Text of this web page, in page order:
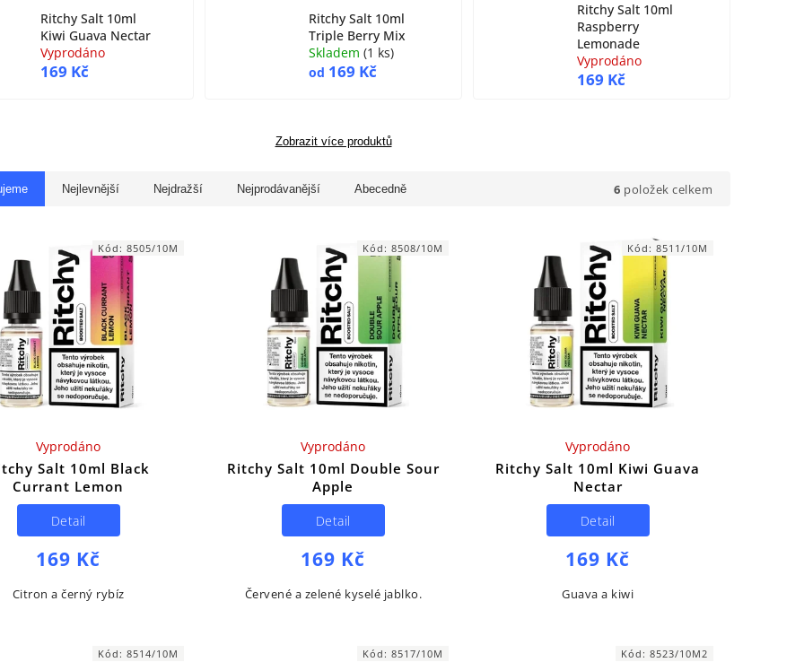
Ritchy Salt 10ml
Kiwi Guava Nectar
Vyprodáno
169 Kč
Ritchy Salt 10ml
Triple Berry Mix
Skladem (1 ks)
od 169 Kč
Ritchy Salt 10ml
Raspberry
Lemonade
Vyprodáno
169 Kč
Zobrazit více produktů
Nejlevnější Nejdražší Nejprodávanější Abecedně 6 položek celkem
Salt 10ml Black
Currant Lemon
Vyprodáno
169 Kč
Detail
Citron a černý rybíz
Kód:8505/10M
Ritchy Salt 10ml Double Sour
Apple
Vyprodáno
169 Kč
Detail
Červené a zelené kyselé jablko.
Kód:8508/10M
Ritchy Salt 10ml Kiwi Guava
Nectar
Vyprodáno
169 Kč
Detail
Guava a kiwi
Kód:8511/10M
Kód:8514/10M Kód:8517/10M Kód:8523/10M2